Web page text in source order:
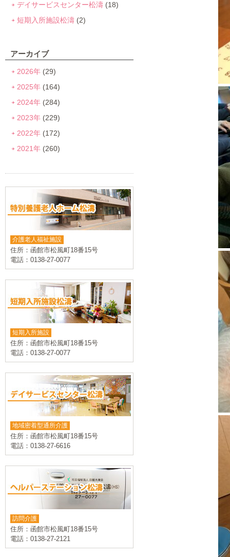
デイサービスセンター松濤 (18)
短期入所施設松濤 (2)
アーカイブ
2026年 (29)
2025年 (164)
2024年 (284)
2023年 (229)
2022年 (172)
2021年 (260)
介護老人福祉施設
住所：函館市松風町18番15号
電話：0138-27-0077
短期入所施設
住所：函館市松風町18番15号
電話：0138-27-0077
地域密着型通所介護
住所：函館市松風町18番15号
電話：0138-27-6616
訪問介護
住所：函館市松風町18番15号
電話：0138-27-2121